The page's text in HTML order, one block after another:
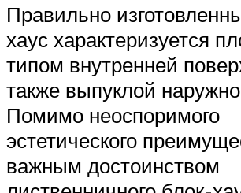
Правильно
хаус характеризуется
типом внутренней
также выпуклой
Помимо неоспоримого
эстетического
важным достоинством